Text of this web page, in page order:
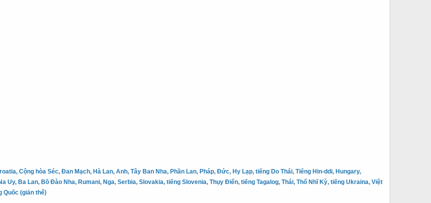
Cộng hòa Séc, Đan Mạch, Hà Lan, Anh, Tây Ban Nha, Phần Lan, Pháp, Đức, Hy Lạp, tiếng Do Thái, Tiếng Hin-ddi, Hungary,
Uy, Ba Lan, Bồ Đào Nha, Rumani, Nga, Serbia, Slovakia, tiếng Slovenia, Thụy Điển, tiếng Tagalog, Thái, Thổ Nhĩ Kỳ, tiếng Ukraina, Việt
Quốc (giản thể)